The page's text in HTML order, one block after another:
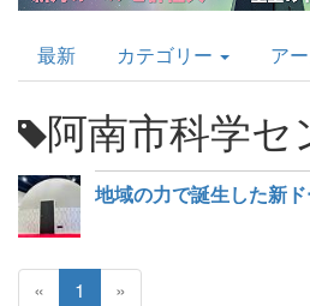
AstroArts
Topics
最新 カテゴリー ア
阿南市科学セ
« 1 »